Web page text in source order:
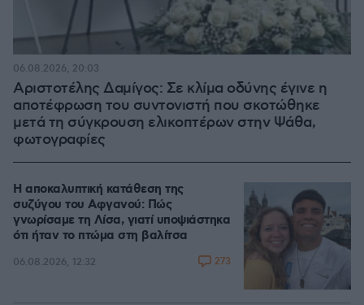
Αριστοτέλης Δαμίγος: Σε κλίμα οδύνης έγινε η
αποτέφρωση του συντονιστή που σκοτώθηκε
μετά τη σύγκρουση ελικοπτέρων στην Ψάθα,
φωτογραφίες
06.08.2026, 20:03
Η αποκαλυπτική κατάθεση της
συζύγου του Αφγανού: Πώς
γνωρίσαμε τη Λίσα, γιατί υποψιάστηκα
ότι ήταν το πτώμα στη βαλίτσα
06.08.2026, 12:32 273